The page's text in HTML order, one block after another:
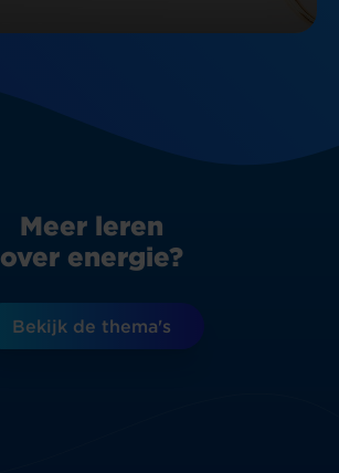
Meer leren
over energie?
Bekijk de thema's